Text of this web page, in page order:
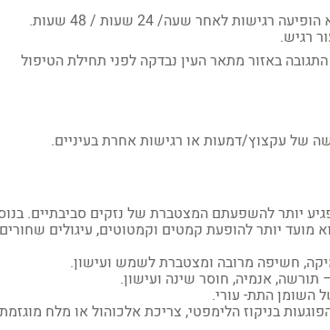
במבדק הדרמטולוגי – לאחר מריחת הג'ל הלחותי על כ-25-50 מטופלות לא הופיעה רגישות לאחר שעה/ 24 שעות / 48 שעות.
רגיש.
– המוצר נבחן על 22 נבדקות במשך 28 יום, כאשר התגובה באזור מתאר העין נבדקה לפני תחילת הטיפול
של עקצוץ/דמעות או רגישות אחרת בעיניים.
יותר להשפעתם המצטברת של נזקים סביבתיים.
מועד יותר להופעת קמטים וקמטוטים, עיגולים
חשיפה מרובה ומצטברת לשמש ועישון.
תורשה, אנמיה, חוסר שינה ועישון.
השומן התת- עורי.
בניקוז הלימפטי, צריכת אלכוהול או מלח